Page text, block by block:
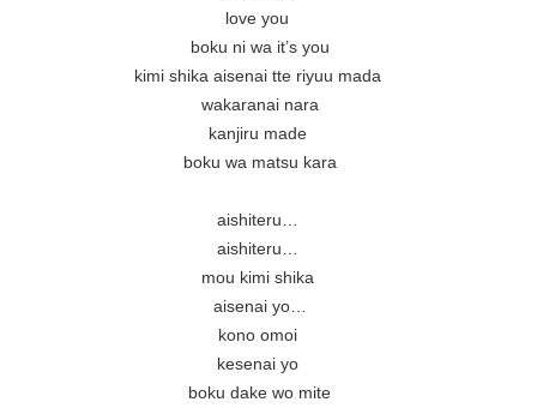
love you
boku ni wa it’s you
kimi shika aisenai tte riyuu mada
wakaranai nara
kanjiru made
boku wa matsu kara
aishiteru…
aishiteru…
mou kimi shika
aisenai yo…
kono omoi
kesenai yo
boku dake wo mite